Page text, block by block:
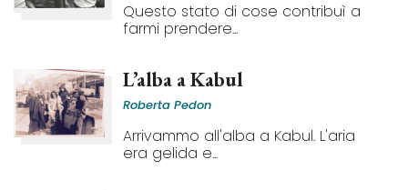
Questo stato di cose contribuì a
farmi prendere...
L’alba a Kabul
Roberta Pedon
Arrivammo all'alba a Kabul. L'aria
era gelida e...